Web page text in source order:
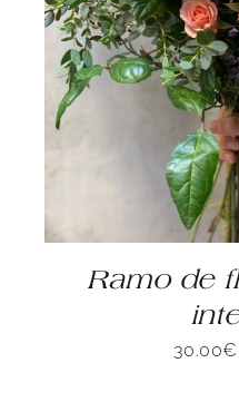
Ramo de
30.00€